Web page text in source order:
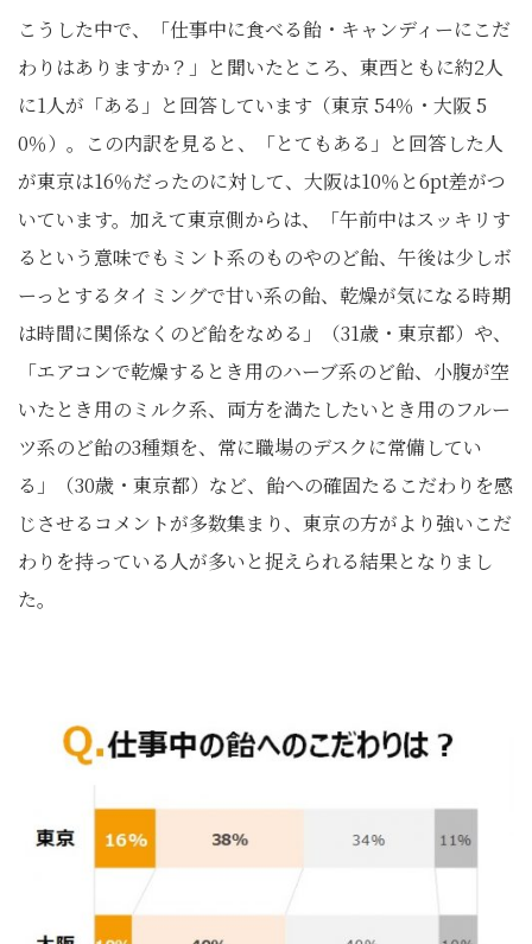
こうした中で、「仕事中に食べる飴・キャンディーにこだ
わりはありますか？」と聞いたところ、東西ともに約2人
に1人が「ある」と回答しています（東京 54％・大阪 5
0％）。この内訳を見ると、「とてもある」と回答した人
が東京は16％だったのに対して、大阪は10％と6pt差がつ
いています。加えて東京側からは、「午前中はスッキリす
るという意味でもミント系のものやのど飴、午後は少しボ
ーっとするタイミングで甘い系の飴、乾燥が気になる時期
は時間に関係なくのど飴をなめる」（31歳・東京都）や、
「エアコンで乾燥するとき用のハーブ系のど飴、小腹が空
いたとき用のミルク系、両方を満たしたいとき用のフルー
ツ系のど飴の3種類を、常に職場のデスクに常備してい
る」（30歳・東京都）など、飴への確固たるこだわりを感
じさせるコメントが多数集まり、東京の方がより強いこだ
わりを持っている人が多いと捉えられる結果となりまし
た。